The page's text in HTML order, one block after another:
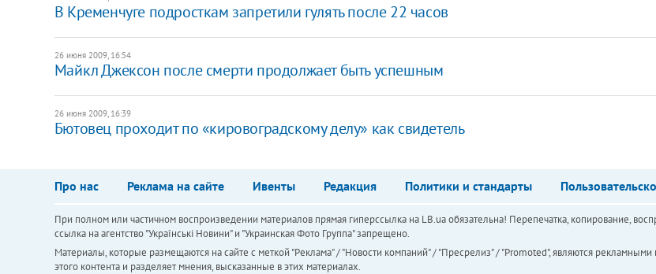
В Кременчуге подросткам запретили гулять после 22 часов
26 июня 2009, 16:54
Майкл Джексон после смерти продолжает быть успешным
26 июня 2009, 16:39
Бютовец проходит по «кировоградскому делу» как свидетель
Про нас Реклама на сайте Ивенты Редакция Политики и стандарты
При полном или частичном воспроизведении материалов прямая гиперссылка на LB.ua обязательна! Перепечатка, копирование,
ссылка на агентство "Українськi Новини" и "Украинская Фото Группа" запрещено.
Материалы, которые размещаются на сайте с меткой "Реклама" / "Новости компаний" / "Пресрелиз" / "Promoted", являются рекламными
этого контента и разделяет мнения, высказанные в этих материалах.